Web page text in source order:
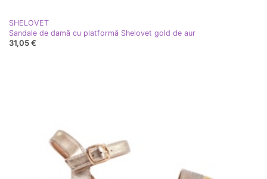
SHELOVET
Sandale de damă cu platformă Shelovet gold de aur
31,05 €